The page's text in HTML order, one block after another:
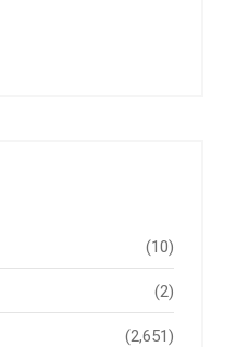
(10)
(2)
(2,651)